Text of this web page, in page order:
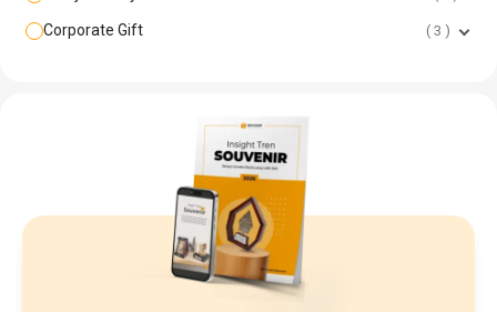
Corporate Gift 3